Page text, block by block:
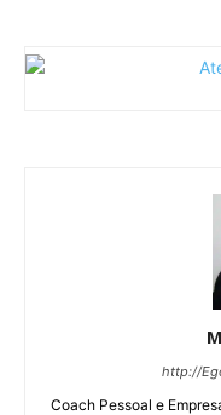
http://
Coach Pessoal e